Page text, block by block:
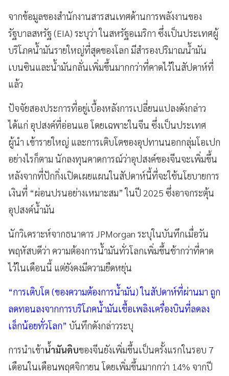
จากข้อมูลของสำนักงานสารสนเทศด้านการพลังงานของ
รัฐบาลสหรัฐ (EIA) ระบุว่า ในสหรัฐอเมริกา ซึ่งเป็นประเทศผู้
บริโภคน้ำมันรายใหญ่ที่สุดของโลก มีสำรองปริมาณน้ำมัน
เบนซินและน้ำมันกลั่นเพิ่มขึ้นมากกว่าที่คาดไว้ในสัปดาห์ที่
แล้ว
ปัจจัยสองประการที่อยู่เบื้องหลังการเปลี่ยนแปลงดังกล่าว
ได้แก่ อุปสงค์ที่อ่อนแอ โดยเฉพาะในจีน ซึ่งเป็นประเทศ
ผู้นำ เข้ารายใหญ่ และการเติบโตของอุปทานนอกกลุ่มโอเปก
อย่างไรก็ตาม นักลงทุนคาดการณ์ว่าอุปสงค์ของจีนจะเพิ่มขึ้น
หลังจากที่ปักกิ่งเปิดเผยแผนในสัปดาห์นี้ที่จะใช้นโยบายการ
เงินที่ “ผ่อนปรนอย่างเหมาะสม” ในปี 2025 ซึ่งอาจกระตุ้น
อุปสงค์น้ำมัน
นักวิเคราะห์จากธนาคาร JPMorgan ระบุในบันทึกเมื่อวัน
พฤหัสบดีว่า ความต้องการน้ำมันทั่วโลกเพิ่มขึ้นช้ากว่าที่คาด
ไว้ในเดือนนี้ แต่ยังคงมีความยืดหยุ่น
“การเติบโต (ของความต้องการน้ำมัน) ในสัปดาห์ที่ผ่านมา ถูก
ลดทอนลงจากการบริโภคน้ำมันเชื้อเพลิงเครื่องบินที่ลดลง
เล็กน้อยทั่วโลก” บันทึกดังกล่าวระบุ
การนำเข้าน้ำมันดิบของจีนยังเพิ่มขึ้นเป็นครั้งแรกในรอบ 7
เดือนในเดือนพฤศจิกายน โดยเพิ่มขึ้นมากกว่า 14% จากปี